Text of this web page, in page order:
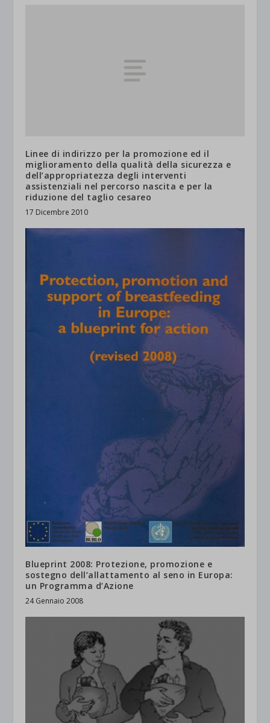
Linee di indirizzo per la promozione ed il
miglioramento della qualità della sicurezza e
dell’appropriatezza degli interventi
assistenziali nel percorso nascita e per la
riduzione del taglio cesareo
17 Dicembre 2010
Blueprint 2008: Protezione, promozione e
sostegno dell’allattamento al seno in Europa:
un Programma d’Azione
24 Gennaio 2008